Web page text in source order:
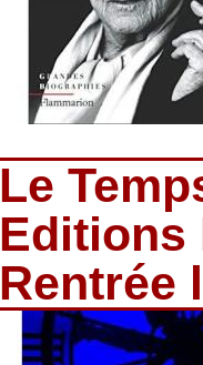
Le
Editions
Rentrée